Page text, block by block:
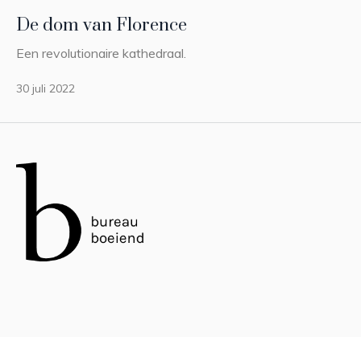
De dom van Florence
Een revolutionaire kathedraal.
30 juli 2022